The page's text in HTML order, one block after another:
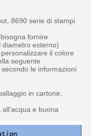
8690 serie di stampi
fornire
diametro esterno)
il colore
seguente
le informazioni
in cartone,
e buona